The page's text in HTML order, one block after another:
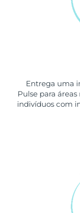
Entrega uma
Pulse para
indivíduos com
África do Sul
Coreia do Sul